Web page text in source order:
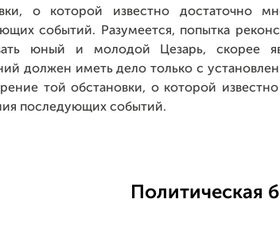
о которой известно достаточно
событий. Разумеется, попытка
юный и молодой Цезарь, скорее
должен иметь дело только с
той обстановки, о которой
последующих событий.
Политическая